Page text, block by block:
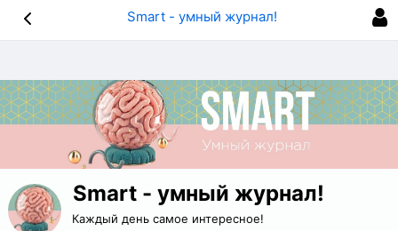
Smart - умный журнал!
Smart - умный журнал!
Каждый день самое интересное!